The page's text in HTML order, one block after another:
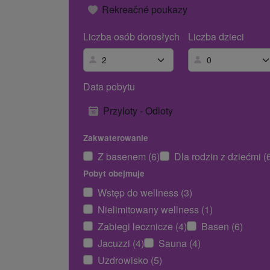
Rekreačné poukazy
Liczba osób dorosłych
Liczba dzieci
Data pobytu
Przyloty - Odloty
Zakwaterowanie
Z basenem (6) Dla rodzin z dziećmi
Pobyt obejmuje
Wstęp do wellness (3)
Nielimitowany wellness (1)
Zabiegi lecznicze (4)
Basen (6)
Jacuzzi (4)
Sauna (4)
Uzdrowisko (5)